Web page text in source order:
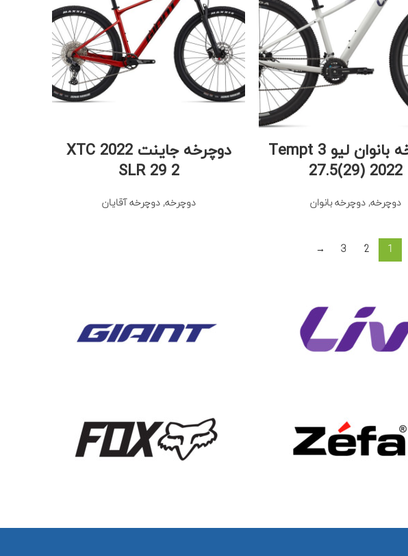
دوچرخه بانوان لیو Tempt 3
27.5(29) 2022
دوچرخه, دوچرخه بانوان
دوچرخه جاینت 2022 XTC
SLR 29 2
دوچرخه, دوچرخه آقایان
1
2
3
→